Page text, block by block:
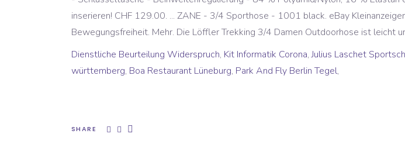
inserieren! CHF 129.00. ... ZANE - 3/4 Sporthose - 1001 black. eBay
Bewegungsfreiheit. Mehr. Die Löffler Trekking 3/4 Damen Outdoorhose ist leicht
Dienstliche Beurteilung Widerspruch, Kit Informatik Corona,Julius Laschet
württemberg, Boa Restaurant Lüneburg, Park And Fly Berlin Tegel,
SHARE